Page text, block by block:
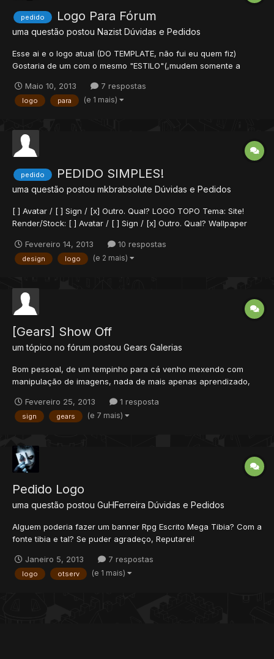
pedido Logo Para Fórum
uma questão postou Nazist Dúvidas e Pedidos
Esse ai e o logo atual (DO TEMPLATE, não fui eu quem fiz)
Gostaria de um com o mesmo "ESTILO"(,mudem somente a
superior preta o fundo laranja a parte de baixo laranja, etc !.)
Tipografia : Games Brasil Quem puder fazer, 3 rep...
Maio 10, 2013 7 respostas
logo para (e 1 mais)
pedido PEDIDO SIMPLES!
uma questão postou mkbrabsolute Dúvidas e Pedidos
[ ] Avatar / [ ] Sign / [x] Outro. Qual? LOGO TOPO Tema: Site!
Render/Stock: [ ] Avatar / [ ] Sign / [x] Outro. Qual? Wallpaper
DESTE /\ Tipografia: Apagar o Tibia e o by CipSoft (creio que há
esta imagem sem escrito...
Fevereiro 14, 2013 10 respostas
design logo (e 2 mais)
[Gears] Show Off
um tópico no fórum postou Gears Galerias
Bom pessoal, de um tempinho para cá venho mexendo com
manipulação de imagens, nada de mais apenas aprendizado,
vou atualizando o tópico com sign's/etc.. 1. Não gostei muito da
onda ali, porém não achei imagem melhor:( 2....
Fevereiro 25, 2013 1 resposta
sign gears (e 7 mais)
Pedido Logo
uma questão postou GuHFerreira Dúvidas e Pedidos
Alguem poderia fazer um banner Rpg Escrito Mega Tibia? Com a
fonte tibia e tal? Se puder agradeço, Reputarei!
Janeiro 5, 2013 7 respostas
logo otserv (e 1 mais)